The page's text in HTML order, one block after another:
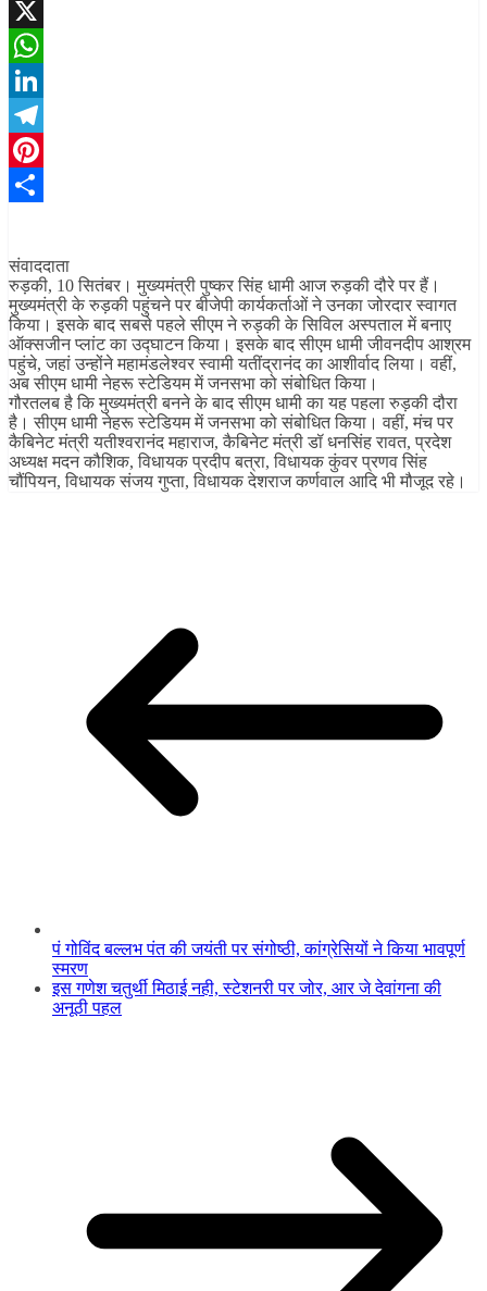
Facebook
X
WhatsApp
LinkedIn
Telegram
Pinterest
संवाददाता
रुड़की, 10 सितंबर। मुख्यमंत्री पुष्कर सिंह धामी आज रुड़की दौरे पर हैं।
मुख्यमंत्री के रुड़की पहुंचने पर बीजेपी कार्यकर्ताओं ने उनका जोरदार स्वागत
किया। इसके बाद सबसे पहले सीएम ने रुड़की के सिविल अस्पताल में बनाए
ऑक्सजीन प्लांट का उद्घाटन किया। इसके बाद सीएम धामी जीवनदीप आश्रम
पहुंचे, जहां उन्होंने महामंडलेश्वर स्वामी यतींद्रानंद का आशीर्वाद लिया। वहीं,
अब सीएम धामी नेहरू स्टेडियम में जनसभा को संबोधित किया।
गौरतलब है कि मुख्यमंत्री बनने के बाद सीएम धामी का यह पहला रुड़की दौरा
है। सीएम धामी नेहरू स्टेडियम में जनसभा को संबोधित किया। वहीं, मंच पर
कैबिनेट मंत्री यतीश्वरानंद महाराज, कैबिनेट मंत्री डॉ धनसिंह रावत, प्रदेश
अध्यक्ष मदन कौशिक, विधायक प्रदीप बत्रा, विधायक कुंवर प्रणव सिंह
चौंपियन, विधायक संजय गुप्ता, विधायक देशराज कर्णवाल आदि भी मौजूद रहे।
पं गोविंद बल्लभ पंत की जयंती पर संगोष्ठी, कांग्रेसियों ने किया भावपूर्ण
स्मरण
इस गणेश चतुर्थी मिठाई नही, स्टेशनरी पर जोर, आर जे देवांगना की
अनूठी पहल